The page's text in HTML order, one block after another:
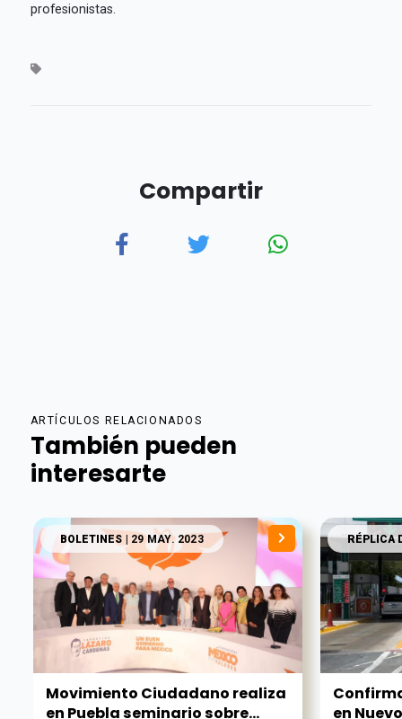
profesionistas.
Compartir
ARTÍCULOS RELACIONADOS
También pueden
interesarte
BOLETINES | 29 MAY. 2023
Movimiento Ciudadano realiza
en Puebla seminario sobre...
RÉPLICA
en